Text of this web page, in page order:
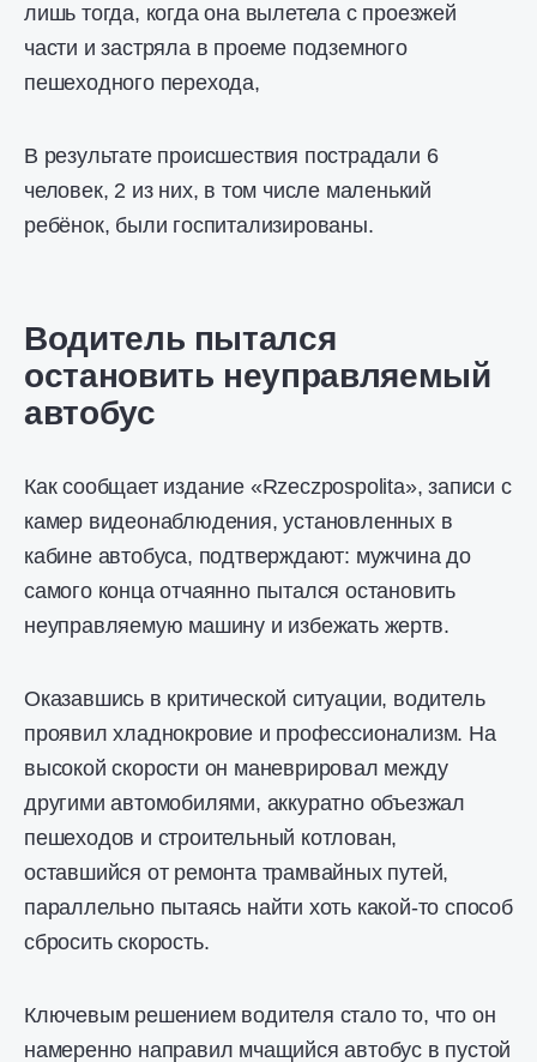
лишь тогда, когда она вылетела с проезжей
части и застряла в проеме подземного
пешеходного перехода,
В результате происшествия пострадали 6
человек, 2 из них, в том числе маленький
ребёнок, были госпитализированы.
Водитель пытался
остановить неуправляемый
автобус
Как сообщает издание «Rzeczpospolita», записи с
камер видеонаблюдения, установленных в
кабине автобуса, подтверждают: мужчина до
самого конца отчаянно пытался остановить
неуправляемую машину и избежать жертв.
Оказавшись в критической ситуации, водитель
проявил хладнокровие и профессионализм. На
высокой скорости он маневрировал между
другими автомобилями, аккуратно объезжал
пешеходов и строительный котлован,
оставшийся от ремонта трамвайных путей,
параллельно пытаясь найти хоть какой-то способ
сбросить скорость.
Ключевым решением водителя стало то, что он
намеренно направил мчащийся автобус в пустой